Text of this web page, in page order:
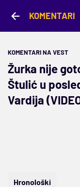
KOMENTARI
KOMENTARI NA VEST
Žurka nije
Štulić u
Vardija
Hronološki